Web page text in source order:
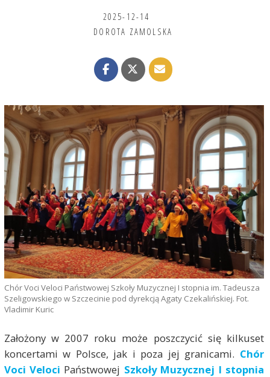
2025-12-14
DOROTA ZAMOLSKA
Chór Voci Veloci Państwowej Szkoły Muzycznej I stopnia im. Tadeusza
Szeligowskiego w Szczecinie pod dyrekcją Agaty Czekalińskiej. Fot.
Vladimir Kuric
Założony w 2007 roku może poszczycić się kilkuset
koncertami w Polsce, jak i poza jej granicami. Chór
Voci Veloci Państwowej Szkoły Muzycznej I stopnia